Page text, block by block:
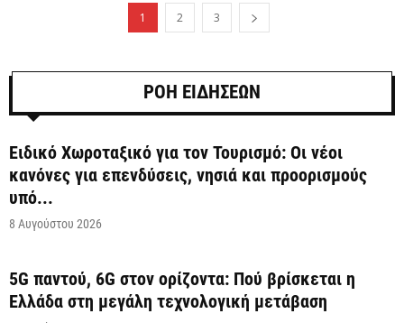
1 2 3
ΡΟΗ ΕΙΔΗΣΕΩΝ
Ειδικό Χωροταξικό για τον Τουρισμό: Οι νέοι
κανόνες για επενδύσεις, νησιά και προορισμούς
υπό...
8 Αυγούστου 2026
5G παντού, 6G στον ορίζοντα: Πού βρίσκεται η
Ελλάδα στη μεγάλη τεχνολογική μετάβαση